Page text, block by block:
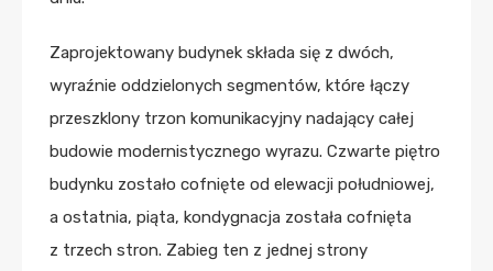
Zaprojektowany budynek składa się z dwóch,
wyraźnie oddzielonych segmentów, które łączy
przeszklony trzon komunikacyjny nadający całej
budowie modernistycznego wyrazu. Czwarte piętro
budynku zostało cofnięte od elewacji południowej,
a ostatnia, piąta, kondygnacja została cofnięta
z trzech stron. Zabieg ten z jednej strony